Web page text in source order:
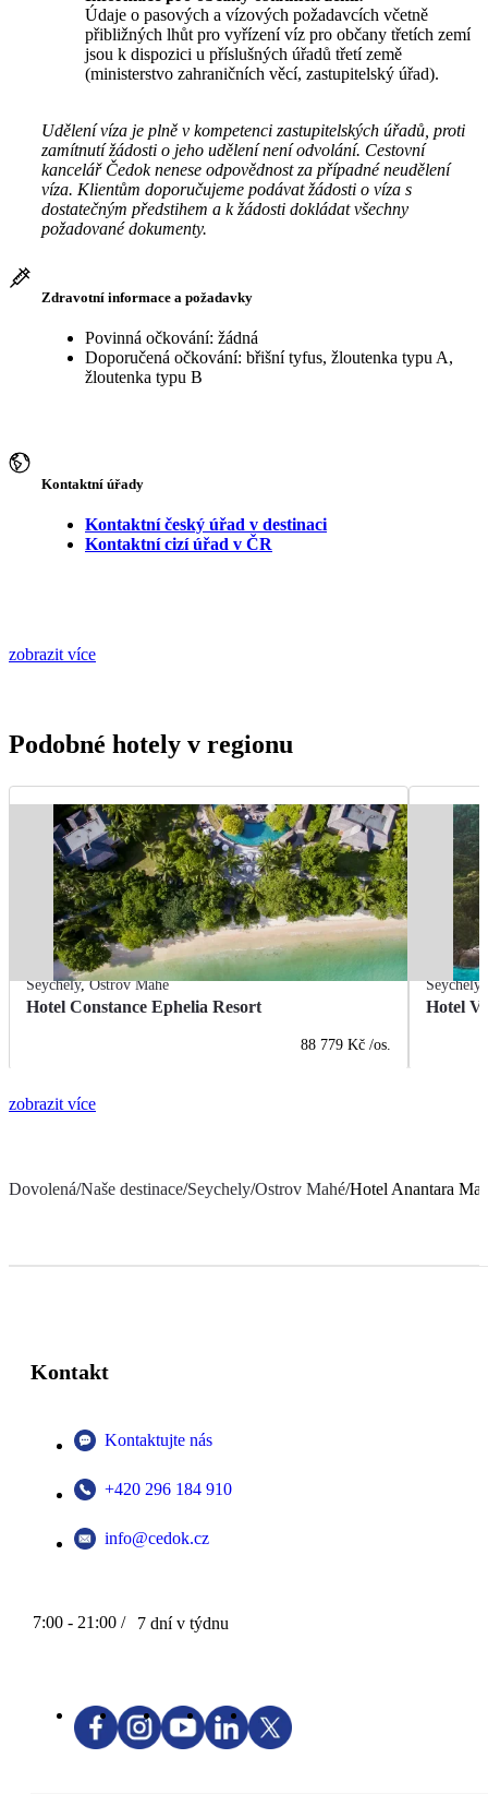
Údaje o pasových a vízových požadavcích včetně
přibližných lhůt pro vyřízení víz pro občany třetích zemí
jsou k dispozici u příslušných úřadů třetí země
(ministerstvo zahraničních věcí, zastupitelský úřad).
Udělení víza je plně v kompetenci zastupitelských úřadů, proti
zamítnutí žádosti o jeho udělení není odvolání. Cestovní
kancelář Čedok nenese odpovědnost za případné neudělení
víza. Klientům doporučujeme podávat žádosti o víza s
dostatečným předstihem a k žádosti dokládat všechny
požadované dokumenty.
Zdravotní informace a požadavky
Povinná očkování: žádná
Doporučená očkování: břišní tyfus, žloutenka typu A,
žloutenka typu B
Kontaktní úřady
Kontaktní český úřad v destinaci
Kontaktní cizí úřad v ČR
zobrazit více
Podobné hotely v regionu
Seychely,Ostrov Mahé
Hotel Constance Ephelia Resort
88 779 Kč /os.
Seychely
Hotel
zobrazit více
Dovolená/Naše destinace/Seychely/Ostrov Mahé/Hotel Anantara
Kontakt
Kontaktujte nás
+420 296 184 910
info@cedok.cz
7:00 - 21:00 / 7 dní v týdnu